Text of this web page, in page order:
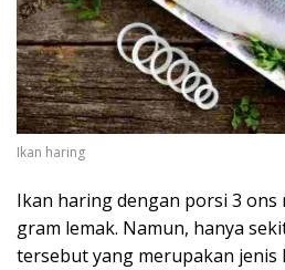
Ikan haring
Ikan haring dengan porsi 3
gram lemak. Namun, hanya
tersebut yang merupakan jenis